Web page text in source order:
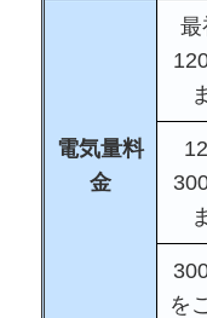
電気量料
金
最
を